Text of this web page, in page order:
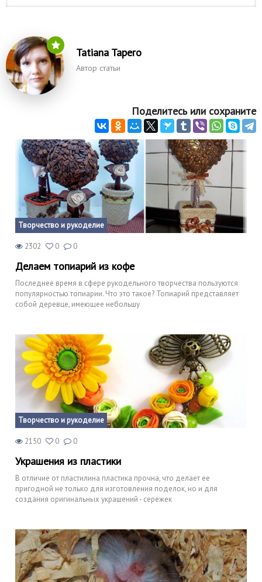
Tatiana Tapero
Автор статьи
Поделитесь или сохраните
Творчество и рукоделие
2302 0 0
Делаем топиарий из кофе
Последнее время в сфере рукодельного творчества пользуются
популярностью топиарии. Что это такое? Топиарий представляет
собой деревце, имеющее небольшу
Творчество и рукоделие
2150 0 0
Украшения из пластики
В отличие от пластилина пластика прочна, что делает ее
пригодной не только для изготовления поделок, но и для
создания оригинальных украшений - сережек